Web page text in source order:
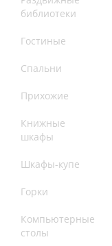
библиотеки
Гостиные
Спальни
Прихожие
Книжные
шкафы
Шкафы-купе
Горки
Компьютерные
столы